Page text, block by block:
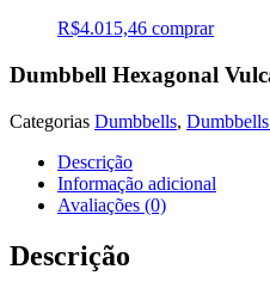
R$4.015,46 comprar
Dumbbell Hexagonal
Categorias Dumbbells,
Descrição
Informação adicional
Avaliações (0)
Descrição